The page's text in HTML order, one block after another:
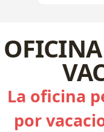
La oficina
por